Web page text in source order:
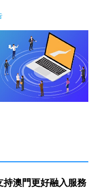
持澳門更好融入服務